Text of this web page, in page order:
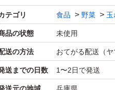
でも出品しております。
荷終了次第取り消しさせてい
了承ください！
送料込み、全国一律での料金
テゴリ 食品 野菜
品の状態 未使用
送の方法 おてがる配送（ヤ
送までの日数 1〜2日で発送